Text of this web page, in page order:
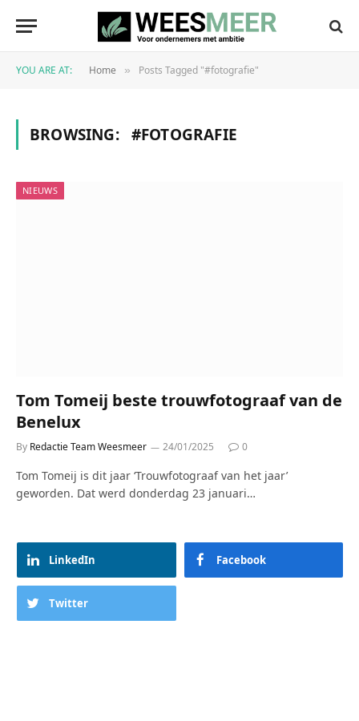
YOU ARE AT: Home » Posts Tagged "#fotografie"
BROWSING: #FOTOGRAFIE
NIEUWS
Tom Tomeij beste trouwfotograaf van de
Benelux
By Redactie Team Weesmeer 24/01/2025 0
Tom Tomeij is dit jaar ‘Trouwfotograaf van het jaar’
geworden. Dat werd donderdag 23 januari…
LinkedIn Facebook
Twitter